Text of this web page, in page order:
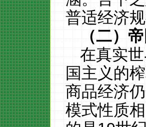
普适经济
（二）
在真实
国主义的
商品经济
模式性质